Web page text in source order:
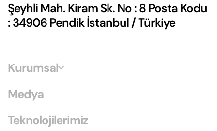
Şeyhli Mah. Kiram Sk. No : 8 Posta Kodu
: 34906 Pendik İstanbul / Türkiye
Kurumsal
Medya
Teknolojilerimiz